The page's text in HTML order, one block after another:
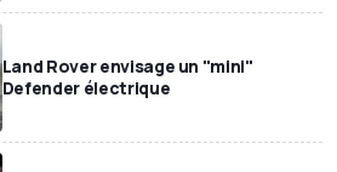
Land Rover envisage un "mini"
Defender électrique